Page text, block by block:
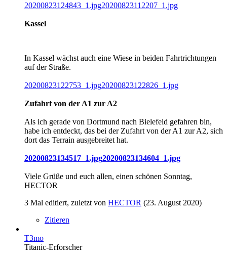
20200823124843_1.jpg20200823112207_1.jpg
Kassel
In Kassel wächst auch eine Wiese in beiden Fahrtrichtungen
auf der Straße.
20200823122753_1.jpg20200823122826_1.jpg
Zufahrt von der A1 zur A2
Als ich gerade von Dortmund nach Bielefeld gefahren bin,
habe ich entdeckt, das bei der Zufahrt von der A1 zur A2, sich
dort das Terrain ausgebreitet hat.
20200823134517_1.jpg20200823134604_1.jpg
Viele Grüße und euch allen, einen schönen Sonntag,
HECTOR
3 Mal editiert, zuletzt von HECTOR (23. August 2020)
Zitieren
T3mo
Titanic-Erforscher